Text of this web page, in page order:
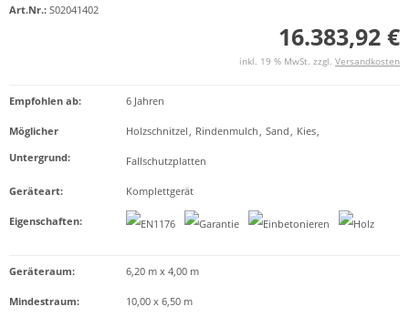
Art.Nr.: S02041402
16.383,92 €
inkl. 19 % MwSt. zzgl. Versandkosten
Empfohlen ab: 6 Jahren
Möglicher
Untergrund:
Holzschnitzel Rindenmulch Sand Kies
Fallschutzplatten
Geräteart: Komplettgerät
Eigenschaften:
Geräteraum: 6,20 m x 4,00 m
Mindestraum: 10,00 x 6,50 m